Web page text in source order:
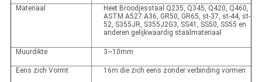
Materiaal
Heet Broodjesstaal Q235, Q345, Q420, Q460,
ASTM A527 A36, GR50, GR65, st-37, st-44, st-
52, S355JR, S355J2G3, SS41, SS50, SS55 en
anderen gelijkwaardig staalmateriaal
Muurdikte 3~10mm
Eens zich Vormt
16m die zich eens zonder verbinding vormen